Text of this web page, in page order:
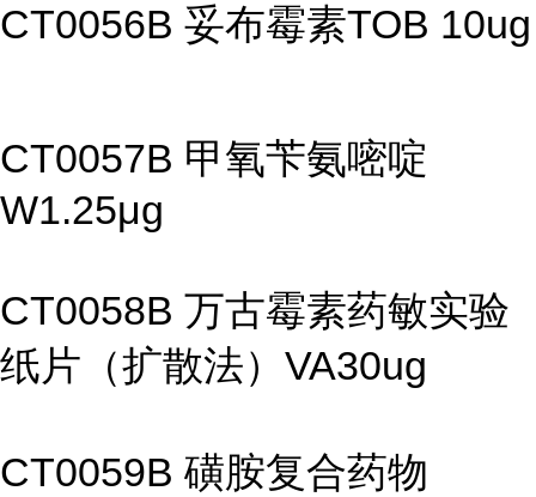
CT0056B 妥布霉素TOB 10ug
CT0057B 甲氧苄氨嘧啶
W1.25μg
CT0058B 万古霉素药敏实验
纸片（扩散法）VA30ug
CT0059B 磺胺复合药物